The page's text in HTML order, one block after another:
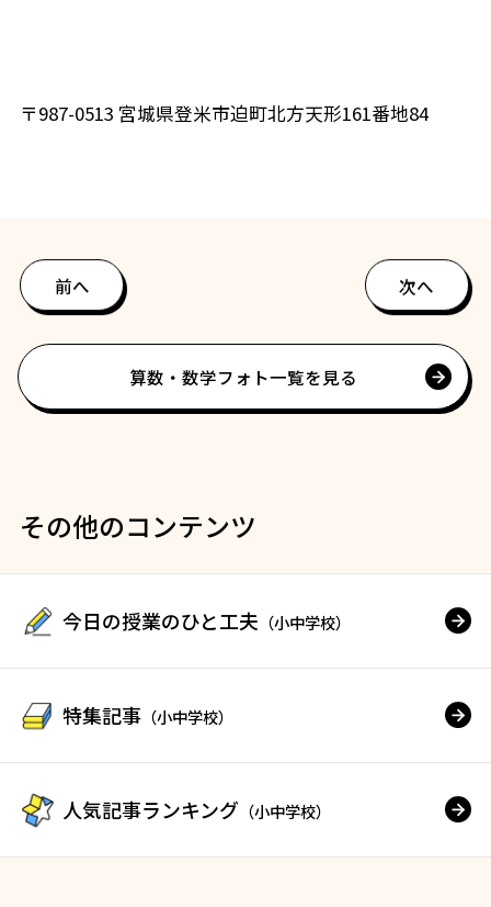
〒987-0513 宮城県登米市迫町北方天形161番地84
前へ 次へ
算数・数学フォト一覧を見る
その他のコンテンツ
今日の授業のひと工夫 （小中学校）
特集記事 （小中学校）
人気記事ランキング （小中学校）